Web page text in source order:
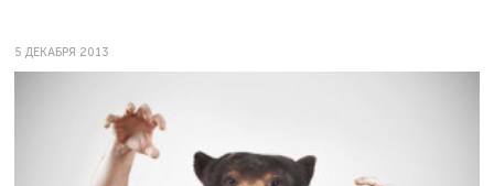
5 ДЕКАБРЯ 2013